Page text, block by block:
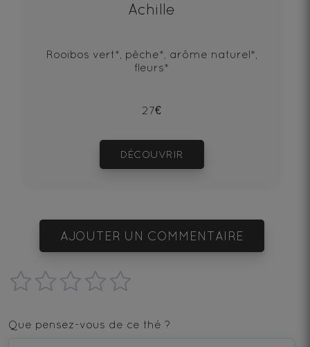
Achille
Rooibos vert*, pêche*, arôme naturel*,
fleurs*
27€
DÉCOUVRIR
AJOUTER UN COMMENTAIRE
star
—
—
stars
Que pensez-vous de ce thé ?